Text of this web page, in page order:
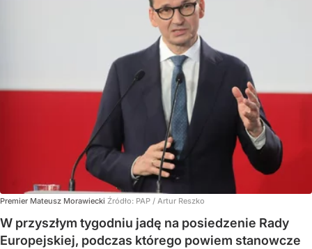
Premier Mateusz Morawiecki Źródło: PAP / Artur Reszko
W przyszłym tygodniu jadę na posiedzenie Rady
Europejskiej, podczas którego powiem stanowcze